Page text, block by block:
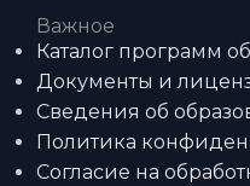
Важное
Каталог программ
Документы и
Сведения об
Политика
Согласие на